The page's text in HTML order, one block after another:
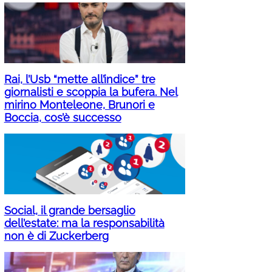
Rai, l’Usb “mette all’indice” tre
giornalisti e scoppia la bufera. Nel
mirino Monteleone, Brunori e
Boccia, cos’è successo
Social, il grande bersaglio
dell’estate: ma la responsabilità
non è di Zuckerberg